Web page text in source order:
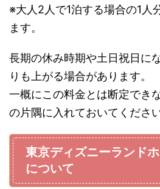
※大人2人で1泊する場合の1人
ます。
長期の休み時期や土日祝日に
りも上がる場合があります。
一概にこの料金とは断定でき
の片隅に入れておいてください
東京ディズニーランド
について